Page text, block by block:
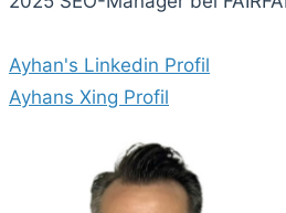
Ayhan's Linkedin Profil
Ayhans Xing Profil